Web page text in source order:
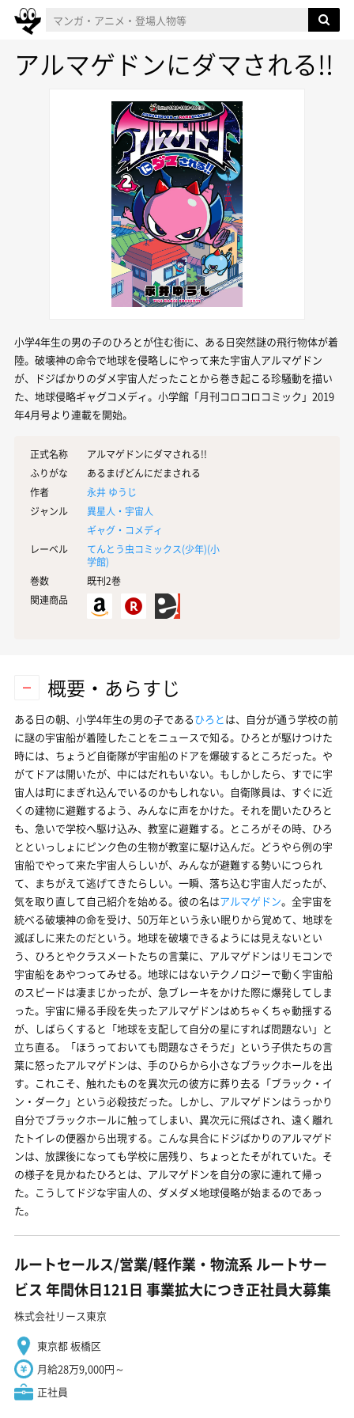
アルマゲドンにダマされる!!
小学4年生の男の子のひろとが住む街に、ある日突然謎の飛行物体が着
陸。破壊神の命令で地球を侵略しにやって来た宇宙人アルマゲドン
が、ドジばかりのダメ宇宙人だったことから巻き起こる珍騒動を描い
た、地球侵略ギャグコメディ。小学館「月刊コロコロコミック」2019
年4月号より連載を開始。
正式名称
アルマゲドンにダマされる!!
ふりがな
あるまげどんにだまされる
作者
永井 ゆうじ
ジャンル
異星人・宇宙人
ギャグ・コメディ
レーベル
てんとう虫コミックス(少年)(小
学館)
巻数
既刊2巻
関連商品
概要・あらすじ
ある日の朝、小学4年生の男の子であるひろとは、自分が通う学校の前
に謎の宇宙船が着陸したことをニュースで知る。ひろとが駆けつけた
時には、ちょうど自衛隊が宇宙船のドアを爆破するところだった。や
がてドアは開いたが、中にはだれもいない。もしかしたら、すでに宇
宙人は町にまぎれ込んでいるのかもしれない。自衛隊員は、すぐに近
くの建物に避難するよう、みんなに声をかけた。それを聞いたひろと
も、急いで学校へ駆け込み、教室に避難する。ところがその時、ひろ
とといっしょにピンク色の生物が教室に駆け込んだ。どうやら例の宇
宙船でやって来た宇宙人らしいが、みんなが避難する勢いにつられ
て、まちがえて逃げてきたらしい。一瞬、落ち込む宇宙人だったが、
気を取り直して自己紹介を始める。彼の名はアルマゲドン。全宇宙を
統べる破壊神の命を受け、50万年という永い眠りから覚めて、地球を
滅ぼしに来たのだという。地球を破壊できるようには見えないとい
う、ひろとやクラスメートたちの言葉に、アルマゲドンはリモコンで
宇宙船をあやつってみせる。地球にはないテクノロジーで動く宇宙船
のスピードは凄まじかったが、急ブレーキをかけた際に爆発してしま
った。宇宙に帰る手段を失ったアルマゲドンはめちゃくちゃ動揺する
が、しばらくすると「地球を支配して自分の星にすれば問題ない」と
立ち直る。「ほうっておいても問題なさそうだ」という子供たちの言
葉に怒ったアルマゲドンは、手のひらから小さなブラックホールを出
す。これこそ、触れたものを異次元の彼方に葬り去る「ブラック・イ
ン・ダーク」という必殺技だった。しかし、アルマゲドンはうっかり
自分でブラックホールに触ってしまい、異次元に飛ばされ、遠く離れ
たトイレの便器から出現する。こんな具合にドジばかりのアルマゲド
ンは、放課後になっても学校に居残り、ちょっとたそがれていた。そ
の様子を見かねたひろとは、アルマゲドンを自分の家に連れて帰っ
た。こうしてドジな宇宙人の、ダメダメ地球侵略が始まるのであっ
た。
ルートセールス/営業/軽作業・物流系 ルートサー
ビス 年間休日121日 事業拡大につき正社員大募集
株式会社リース東京
東京都 板橋区
月給28万9,000円～
正社員